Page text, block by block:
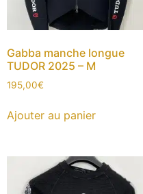
Gabba manche longue
TUDOR 2025 – M
195,00€
Ajouter au panier